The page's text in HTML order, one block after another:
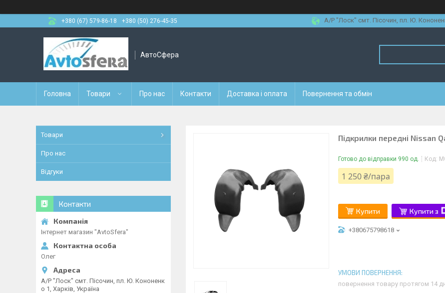
+380 (67) 579-86-18
+380 (50) 276-45-35 А/Р "Лоск" смт. Пісочин, пл. Ю.
АвтоСфера
Головна Товари Про нас Контакти Доставка і оплата Повернення та обмін
Підкрилки передні Nissan
Готово до відправки 990 од. Код:
1 250 ₴/пара
Купити Купити з
+380675798618
повернення товару протягом 14
Товари
Про нас
Відгуки
Контакти
Інтернет магазин "AvtoSfera"
Олег
А/Р "Лоск" смт. Пісочин, пл. Ю. Кононенк
о 1, Харків, Україна